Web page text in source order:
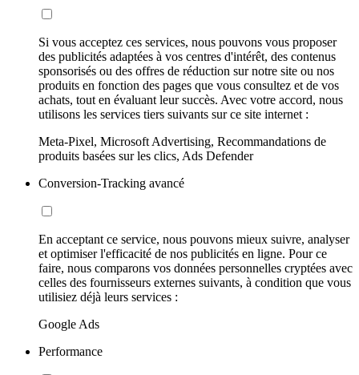
Si vous acceptez ces services, nous pouvons vous proposer
des publicités adaptées à vos centres d'intérêt, des contenus
sponsorisés ou des offres de réduction sur notre site ou nos
produits en fonction des pages que vous consultez et de vos
achats, tout en évaluant leur succès. Avec votre accord, nous
utilisons les services tiers suivants sur ce site internet :
Meta-Pixel, Microsoft Advertising, Recommandations de
produits basées sur les clics, Ads Defender
Conversion-Tracking avancé
En acceptant ce service, nous pouvons mieux suivre, analyser
et optimiser l'efficacité de nos publicités en ligne. Pour ce
faire, nous comparons vos données personnelles cryptées avec
celles des fournisseurs externes suivants, à condition que vous
utilisiez déjà leurs services :
Google Ads
Performance